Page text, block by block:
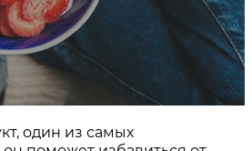
один из самых